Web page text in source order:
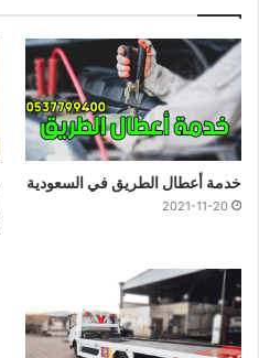
خدمة أعطال الطريق في السعودية
2021-11-20